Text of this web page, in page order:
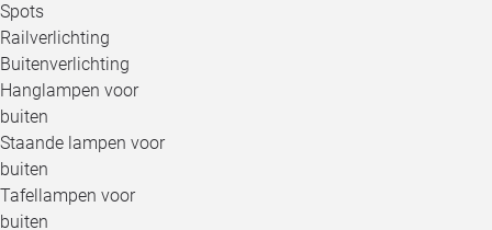
Spots
Railverlichting
Buitenverlichting
Hanglampen voor
buiten
Staande lampen voor
buiten
Tafellampen voor
buiten